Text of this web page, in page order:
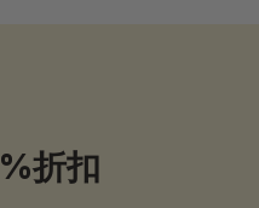
折扣